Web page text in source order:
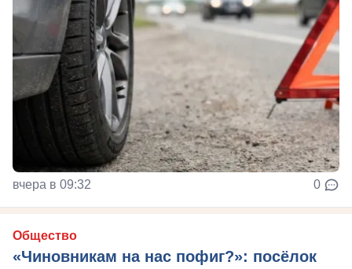
вчера в 09:32 0
Общество
«Чиновникам на нас пофиг?»: посёлок